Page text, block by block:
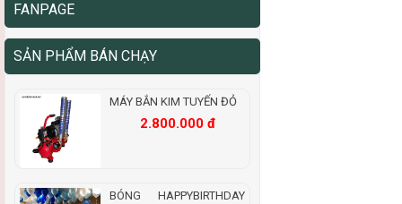
FANPAGE
SẢN PHẨM BÁN CHẠY
MÁY BẮN KIM TUYẾN ĐỎ
2.800.000 đ
BÓNG HAPPYBIRTHDAY